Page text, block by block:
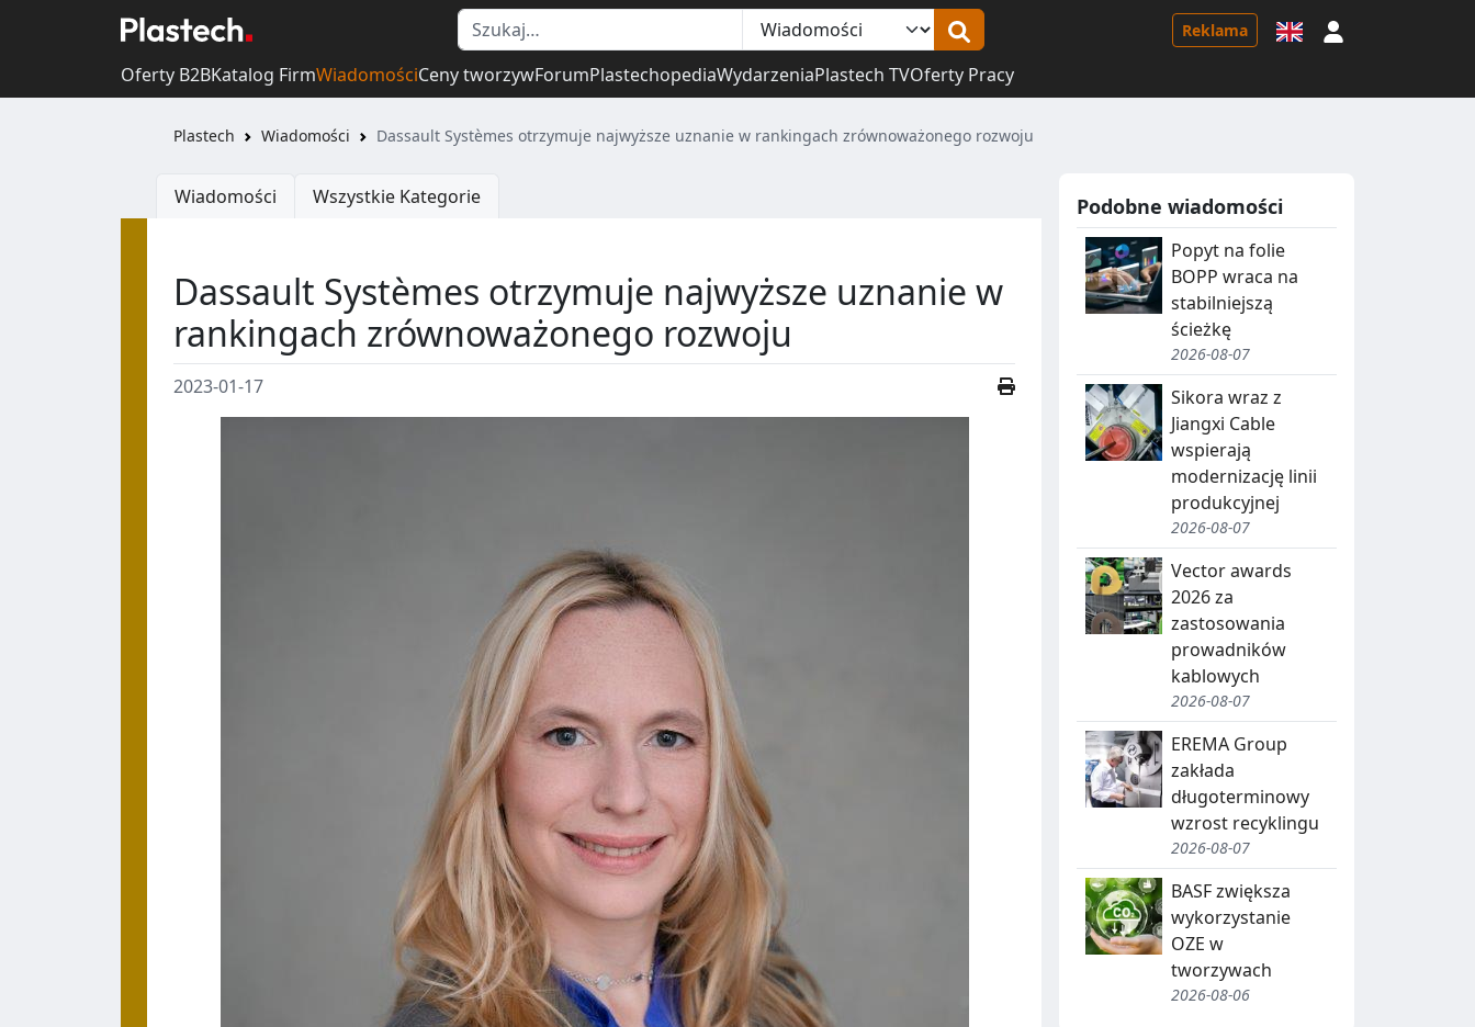
Reklama
Oferty B2BKatalog FirmWiadomościCeny tworzywForumPlastechopediaWydarzeniaPlastech TVOferty Pracy
Plastech Wiadomości Dassault Systèmes otrzymuje najwyższe uznanie w rankingach zrównoważonego rozwoju
Wiadomości Wszystkie Kategorie
Dassault Systèmes otrzymuje najwyższe uznanie w
rankingach zrównoważonego rozwoju
2023-01-17
Podobne wiadomości
Popyt na folie
BOPP wraca na
stabilniejszą
ścieżkę
2026-08-07
Sikora wraz z
Jiangxi Cable
wspierają
modernizację linii
produkcyjnej
2026-08-07
Vector awards
2026 za
zastosowania
prowadników
kablowych
2026-08-07
EREMA Group
zakłada
długoterminowy
wzrost recyklingu
2026-08-07
BASF zwiększa
wykorzystanie
OZE w
tworzywach
2026-08-06